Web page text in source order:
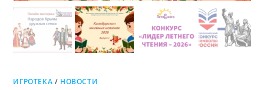
ИГРОТЕКА / НОВОСТИ